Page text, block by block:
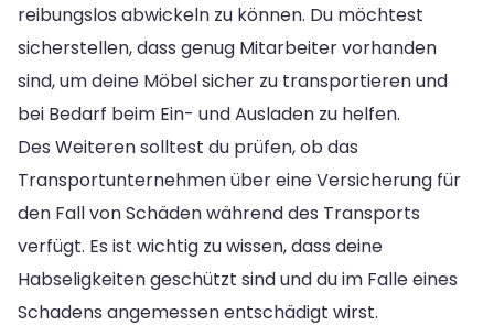
reibungslos abwickeln zu können. Du möchtest
sicherstellen, dass genug Mitarbeiter vorhanden
sind, um deine Möbel sicher zu transportieren und
bei Bedarf beim Ein- und Ausladen zu helfen.
Des Weiteren solltest du prüfen, ob das
Transportunternehmen über eine Versicherung für
den Fall von Schäden während des Transports
verfügt. Es ist wichtig zu wissen, dass deine
Habseligkeiten geschützt sind und du im Falle eines
Schadens angemessen entschädigt wirst.